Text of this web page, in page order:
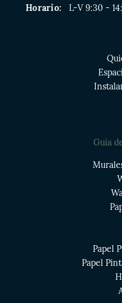
Horario:
L-V 9:30 -
Guía
Papel
Papel